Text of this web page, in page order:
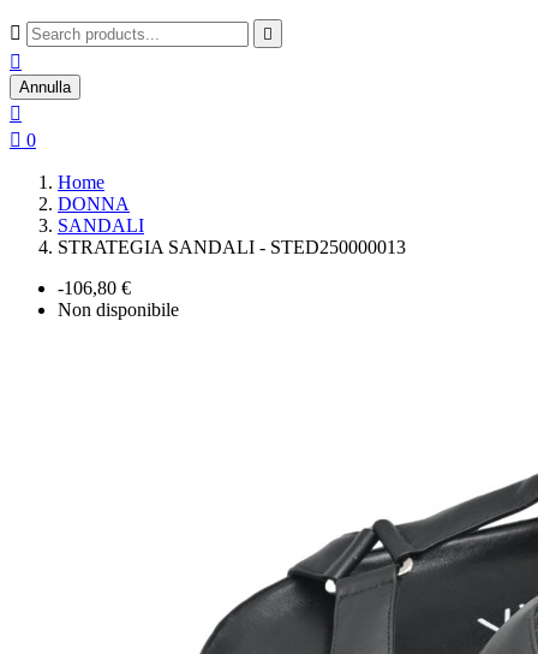
 

Annulla

 0
Home
DONNA
SANDALI
STRATEGIA SANDALI - STED250000013
-106,80 €
Non disponibile